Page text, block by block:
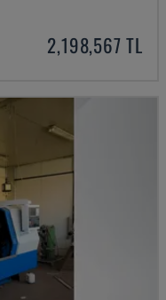
2,198,567 TL